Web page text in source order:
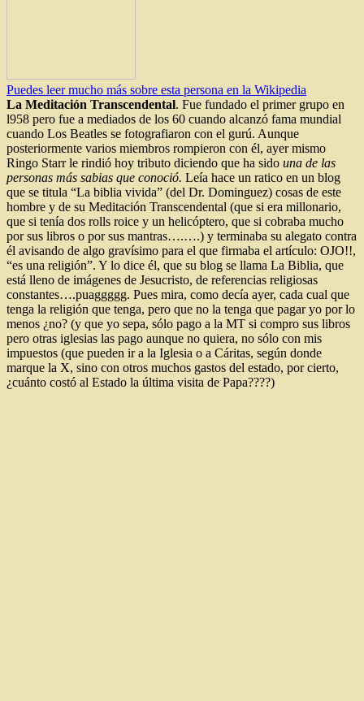
Puedes leer mucho más sobre esta persona en la Wikipedia
La Meditación Transcendental. Fue fundado el primer grupo en
l958 pero fue a mediados de los 60 cuando alcanzó fama mundial
cuando Los Beatles se fotografiaron con el gurú. Aunque
posteriormente varios miembros rompieron con él, ayer mismo
Ringo Starr le rindió hoy tributo diciendo que ha sido una de las
personas más sabias que conoció. Leía hace un ratico en un blog
que se titula “La biblia vivida” (del Dr. Dominguez) cosas de este
hombre y de su Meditación Transcendental (que si era millonario,
que si tenía dos rolls roice y un helicóptero, que si cobraba mucho
por sus libros o por sus mantras….….) y terminaba su alegato contra
él avisando de algo gravísimo para el que firmaba el artículo: OJO!!,
“es una religión”. Y lo dice él, que su blog se llama La Biblia, que
está lleno de imágenes de Jesucristo, de referencias religiosas
constantes….puaggggg. Pues mira, como decía ayer, cada cual que
tenga la religión que tenga, pero que no la tenga que pagar yo por lo
menos ¿no? (y que yo sepa, sólo pago a la MT si compro sus libros
pero otras iglesias las pago aunque no quiera, no sólo con mis
impuestos (que pueden ir a la Iglesia o a Cáritas, según donde
marque la X, sino con otros muchos gastos del estado, por cierto,
¿cuánto costó al Estado la última visita de Papa????)